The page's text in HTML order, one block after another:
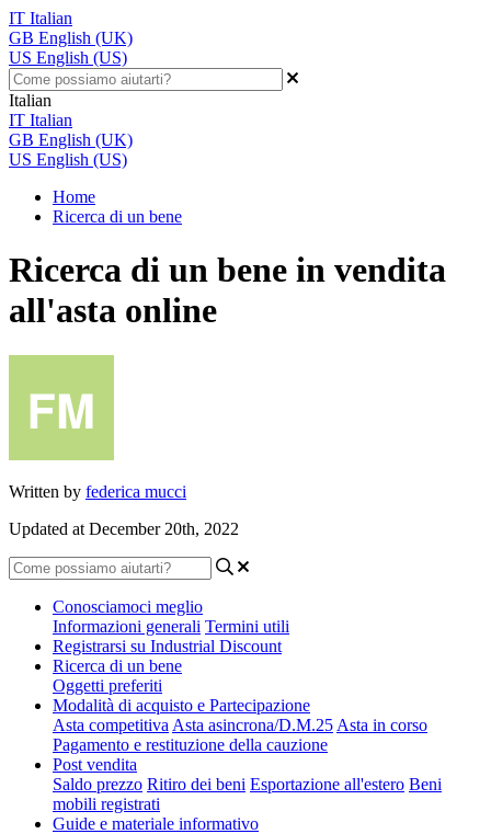
IT Italian
GB English (UK)
US English (US)
Italian
IT Italian
GB English (UK)
US English (US)
Home
Ricerca di un bene
Ricerca di un bene in vendita
all'asta online
Written by federica mucci
Updated at December 20th, 2022
Conosciamoci meglio
Informazioni generali Termini utili
Registrarsi su Industrial Discount
Ricerca di un bene
Oggetti preferiti
Modalità di acquisto e Partecipazione
Asta competitiva Asta asincrona/D.M.25 Asta in corso
Pagamento e restituzione della cauzione
Post vendita
Saldo prezzo Ritiro dei beni Esportazione all'estero Beni
mobili registrati
Guide e materiale informativo